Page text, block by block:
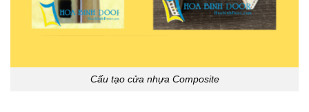
Cấu tạo cửa nhựa Composite